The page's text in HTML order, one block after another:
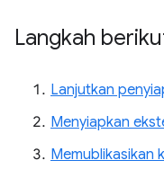
Langkah
Lanjutkan
Menyiapkan
Memublikasikan